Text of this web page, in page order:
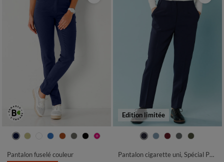
36 38 40 42 44 46
48
Pantalon fuselé couleur
Edition limitée
36 38 40 42 44
Pantalon cigarette uni, Spécial Petites